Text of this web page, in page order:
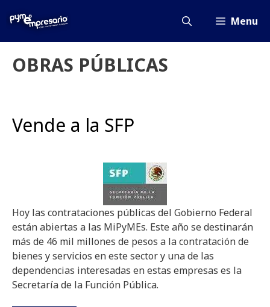
Menu
OBRAS PÚBLICAS
Vende a la SFP
Hoy las contrataciones públicas del Gobierno Federal
están abiertas a las MiPyMEs. Este año se destinarán
más de 46 mil millones de pesos a la contratación de
bienes y servicios en este sector y una de las
dependencias interesadas en estas empresas es la
Secretaría de la Función Pública.